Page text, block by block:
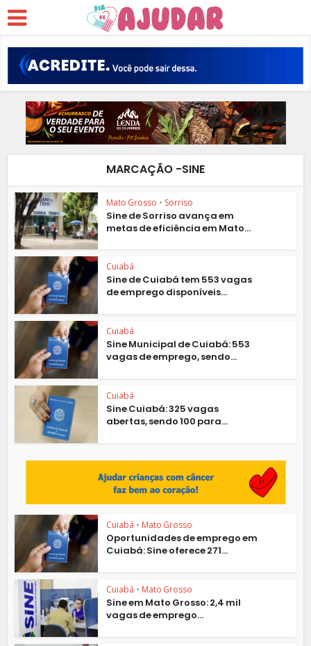
MARCAÇÃO -SINE
Mato Grosso • Sorriso
Sine de Sorriso avança em
metas de eficiência em Mato...
Cuiabá
Sine de Cuiabá tem 553 vagas
de emprego disponíveis...
Cuiabá
Sine Municipal de Cuiabá: 553
vagas de emprego, sendo...
Cuiabá
Sine Cuiabá: 325 vagas
abertas, sendo 100 para...
Cuiabá • Mato Grosso
Oportunidades de emprego em
Cuiabá: Sine oferece 271...
Cuiabá • Mato Grosso
Sine em Mato Grosso: 2,4 mil
vagas de emprego...